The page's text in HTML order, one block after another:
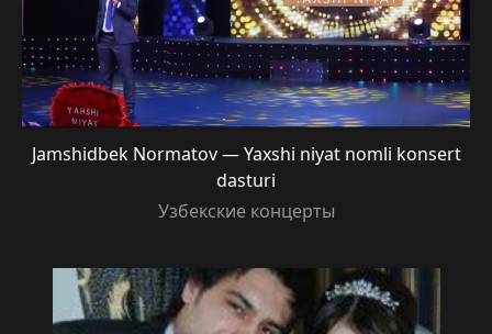
Jamshidbek Normatov — Yaxshi niyat nomli konsert
dasturi
Узбекские концерты